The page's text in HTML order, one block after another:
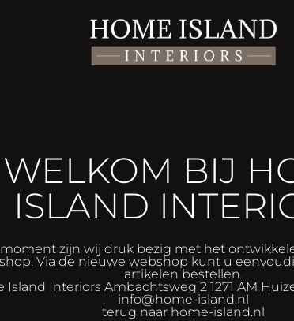
WELKOM BIJ
ISLAND
zijn wij druk bezig met het
Via de nieuwe webshop kunt u
artikelen bestellen.
Island Interiors Ambachtsweg 2 1271 AM
info@home-island.nl
terug naar home-island.nl